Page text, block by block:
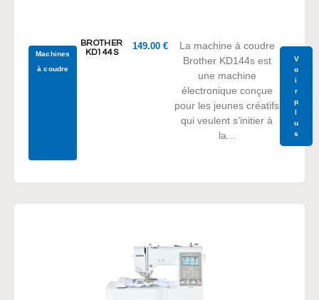
Machines
à coudre
BROTHER
KD144S
149.00€
La machine à coudre
Brother KD144s est
une machine
électronique conçue
pour les jeunes créatifs
qui veulent s’initier à
la...
V
o
i
r
p
l
u
s